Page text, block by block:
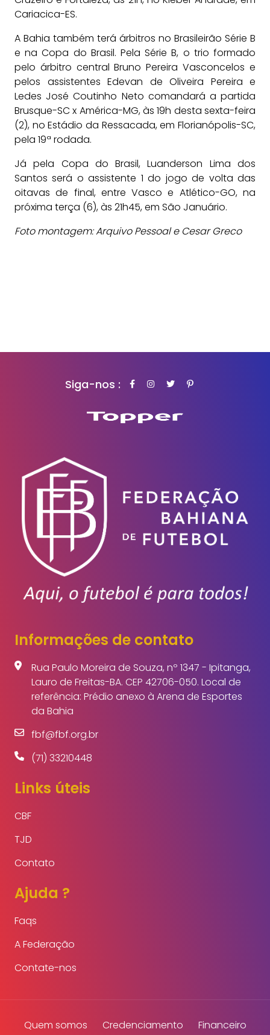
Cariacica-ES.
A Bahia também terá árbitros no Brasileirão Série B
e na Copa do Brasil. Pela Série B, o trio formado
pelo árbitro central Bruno Pereira Vasconcelos e
pelos assistentes Edevan de Oliveira Pereira e
Ledes José Coutinho Neto comandará a partida
Brusque-SC x América-MG, às 19h desta sexta-feira
(2), no Estádio da Ressacada, em Florianópolis-SC,
pela 19ª rodada.
Já pela Copa do Brasil, Luanderson Lima dos
Santos será o assistente 1 do jogo de volta das
oitavas de final, entre Vasco e Atlético-GO, na
próxima terça (6), às 21h45, em São Januário.
Foto montagem: Arquivo Pessoal e Cesar Greco
Siga-nos :
Informações de contato
Rua Paulo Moreira de Souza, nº 1347 - Ipitanga,
Lauro de Freitas-BA. CEP 42706-050. Local de
referência: Prédio anexo à Arena de Esportes
da Bahia
fbf@fbf.org.br
(71) 33210448
Links úteis
CBF
TJD
Contato
Ajuda ?
Faqs
A Federação
Contate-nos
Quem somos Credenciamento Financeiro